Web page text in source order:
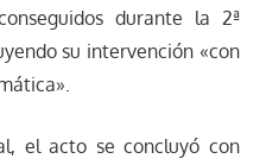
durante la 2ª
su intervención «con
el acto se concluyó con